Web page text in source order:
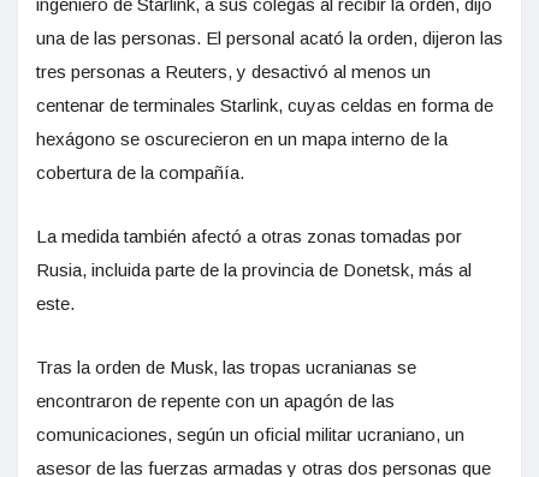
ingeniero de Starlink, a sus colegas al recibir la orden, dijo
una de las personas. El personal acató la orden, dijeron las
tres personas a Reuters, y desactivó al menos un
centenar de terminales Starlink, cuyas celdas en forma de
hexágono se oscurecieron en un mapa interno de la
cobertura de la compañía.
La medida también afectó a otras zonas tomadas por
Rusia, incluida parte de la provincia de Donetsk, más al
este.
Tras la orden de Musk, las tropas ucranianas se
encontraron de repente con un apagón de las
comunicaciones, según un oficial militar ucraniano, un
asesor de las fuerzas armadas y otras dos personas que